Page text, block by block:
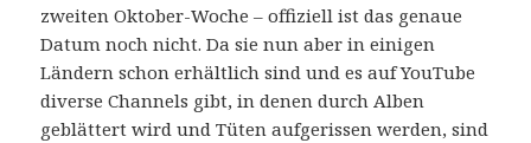
zweiten Oktober-Woche – offiziell ist das genaue
Datum noch nicht. Da sie nun aber in einigen
Ländern schon erhältlich sind und es auf YouTube
diverse Channels gibt, in denen durch Alben
geblättert wird und Tüten aufgerissen werden, sind